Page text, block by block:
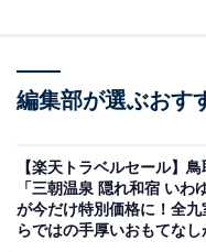
「有馬 瑞宝園」は現在
編集部が選ぶおす
【楽天トラベルセール】
「三朝温泉 隠れ和宿 いわ
が今だけ特別価格に！全九
らではの手厚いおもてなし